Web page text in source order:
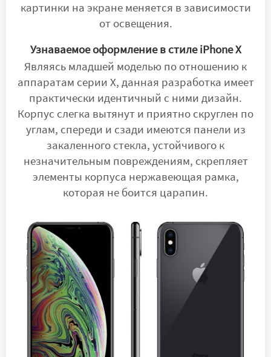
картинки на экране меняется в зависимости
от освещения.
Узнаваемое оформление в стиле iPhone X
Являясь младшей моделью по отношению к
аппаратам серии X, данная разработка имеет
практически идентичный с ними дизайн.
Корпус слегка вытянут и приятно скруглен по
углам, спереди и сзади имеются панели из
закаленного стекла, устойчивого к
незначительным повреждениям, скрепляет
элементы корпуса нержавеющая рамка,
которая не боится царапин.